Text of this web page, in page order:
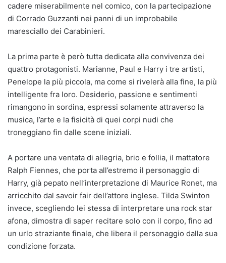
cadere miserabilmente nel comico, con la partecipazione
di Corrado Guzzanti nei panni di un improbabile
maresciallo dei Carabinieri.
La prima parte è però tutta dedicata alla convivenza dei
quattro protagonisti. Marianne, Paul e Harry i tre artisti,
Penelope la più piccola, ma come si rivelerà alla fine, la più
intelligente fra loro. Desiderio, passione e sentimenti
rimangono in sordina, espressi solamente attraverso la
musica, l’arte e la fisicità di quei corpi nudi che
troneggiano fin dalle scene iniziali.
A portare una ventata di allegria, brio e follia, il mattatore
Ralph Fiennes, che porta all’estremo il personaggio di
Harry, già pepato nell’interpretazione di Maurice Ronet, ma
arricchito dal savoir fair dell’attore inglese. Tilda Swinton
invece, scegliendo lei stessa di interpretare una rock star
afona, dimostra di saper recitare solo con il corpo, fino ad
un urlo straziante finale, che libera il personaggio dalla sua
condizione forzata.